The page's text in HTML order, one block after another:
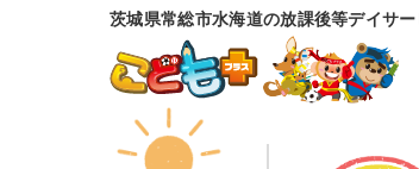
茨城県常総市水海道の放課後等デイサ